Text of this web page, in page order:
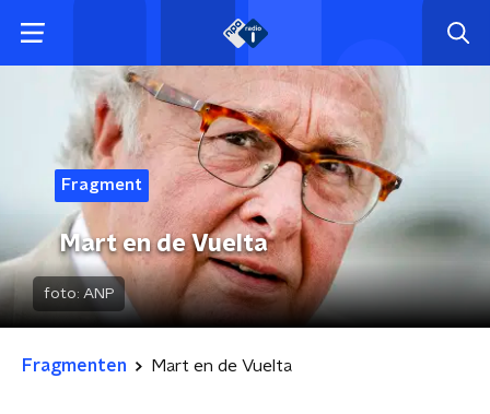
Fragment
Mart en de Vuelta
foto: ANP
Fragmenten Mart en de Vuelta